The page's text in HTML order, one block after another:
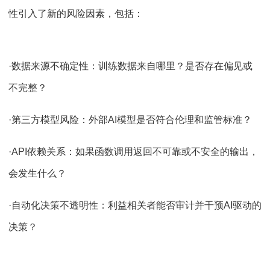
性引入了新的风险因素，包括：
·数据来源不确定性：训练数据来自哪里？是否存在偏见或
不完整？
·第三方模型风险：外部AI模型是否符合伦理和监管标准？
·API依赖关系：如果函数调用返回不可靠或不安全的输出，
会发生什么？
·自动化决策不透明性：利益相关者能否审计并干预AI驱动的
决策？